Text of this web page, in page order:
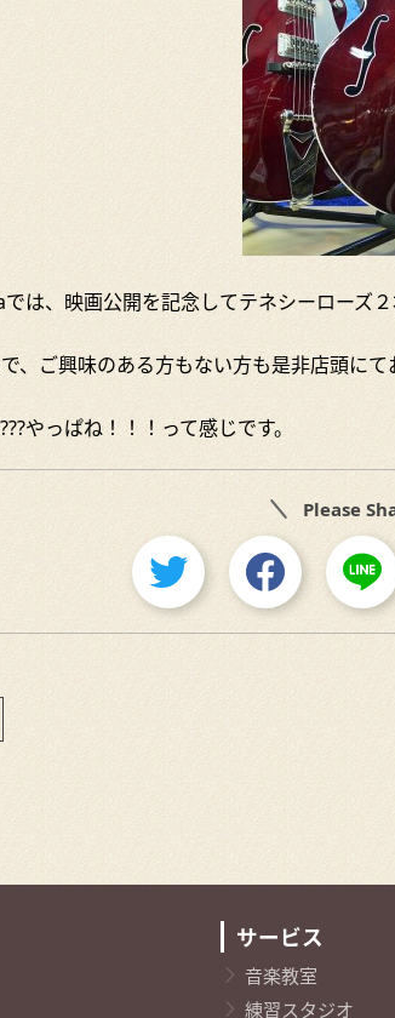
は、映画公開を記念してテネシーローズ２
、ご興味のある方もない方も是非店頭にて
やっぱね！！！って感じです。
Please
サービス
音楽教室
練習スタジオ